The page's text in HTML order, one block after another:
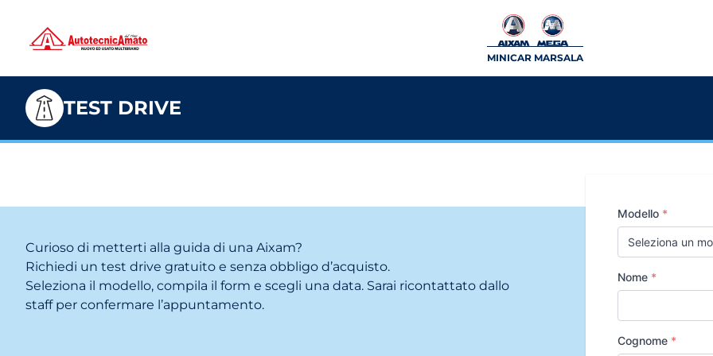
MINICAR MARSALA
TEST DRIVE
Curioso di metterti alla guida di una Aixam?
Richiedi un test drive gratuito e senza obbligo d’acquisto.
Seleziona il modello, compila il form e scegli una data. Sarai ricontattato dallo
staff per confermare l’appuntamento.
Modello *
Nome *
Cognome *